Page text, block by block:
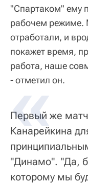
"Спартаком" ему
рабочем режиме.
отработали, и
покажет время,
работа, наше
- отметил он.
Первый же
Канарейкина
"Динамо". "Да,
которому мы